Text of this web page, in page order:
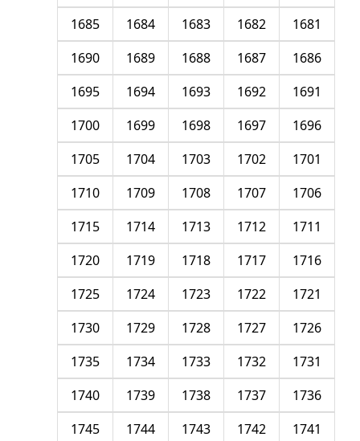
1681
1682
1683
1684
1685
1686
1687
1688
1689
1690
1691
1692
1693
1694
1695
1696
1697
1698
1699
1700
1701
1702
1703
1704
1705
1706
1707
1708
1709
1710
1711
1712
1713
1714
1715
1716
1717
1718
1719
1720
1721
1722
1723
1724
1725
1726
1727
1728
1729
1730
1731
1732
1733
1734
1735
1736
1737
1738
1739
1740
1741
1742
1743
1744
1745